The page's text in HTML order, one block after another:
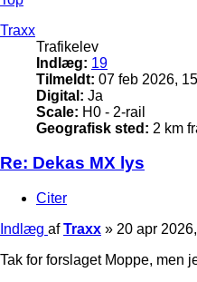
Traxx
Trafikelev
Indlæg: 19
Tilmeldt: 07 feb 2026,
Digital: Ja
Scale: H0 - 2-rail
Geografisk sted: 2 km
Re: Dekas MX lys
Citer
Indlæg afTraxx » 20 apr
Tak for forslaget Moppe, men